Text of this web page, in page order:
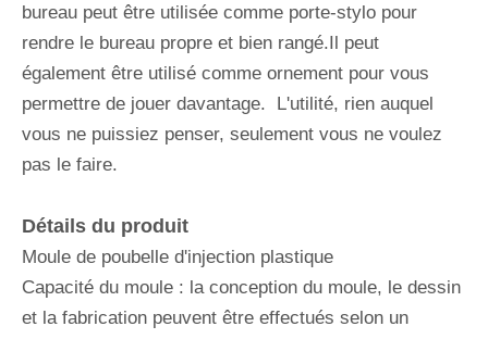
bureau peut être utilisée comme porte-stylo pour
rendre le bureau propre et bien rangé.Il peut
également être utilisé comme ornement pour vous
permettre de jouer davantage. L'utilité, rien auquel
vous ne puissiez penser, seulement vous ne voulez
pas le faire.
Détails du produit
Moule de poubelle d'injection plastique
Capacité du moule : la conception du moule, le dessin
et la fabrication peuvent être effectués selon un